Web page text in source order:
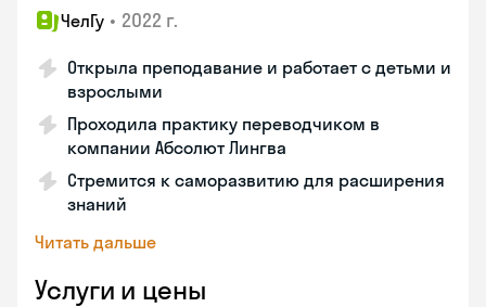
ЧелГу • 2022 г.
Открыла преподавание и работает с детьми и
взрослыми
Проходила практику переводчиком в
компании Абсолют Лингва
Стремится к саморазвитию для расширения
знаний
Читать дальше
Услуги и цены